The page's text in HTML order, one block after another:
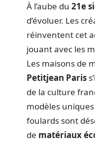
À l’aube du 21e
d’évoluer. Les
réinventent cet
jouant avec les
Les maisons de
Petitjean Paris
de la culture
modèles
foulards sont
de matériaux